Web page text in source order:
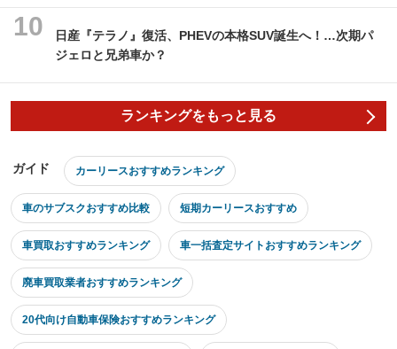
日産『テラノ』復活、PHEVの本格SUV誕生へ！…次期パ
ジェロと兄弟車か？
ランキングをもっと見る
ガイド カーリースおすすめランキング
車のサブスクおすすめ比較 短期カーリースおすすめ
車買取おすすめランキング 車一括査定サイトおすすめランキング
廃車買取業者おすすめランキング
20代向け自動車保険おすすめランキング